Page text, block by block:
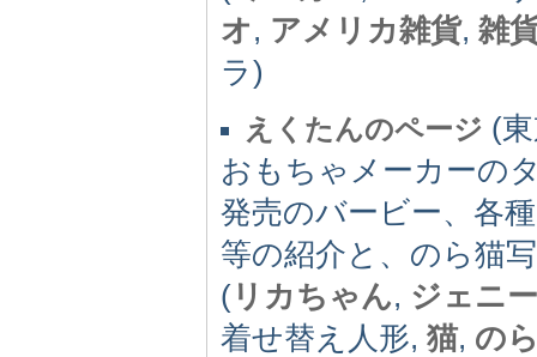
オ, アメリカ雑貨, 雑
ラ)
えくたんのページ (
おもちゃメーカーの
発売のバービー、各
等の紹介と、のら猫
( リカちゃん, ジェニー
着せ替え人形, 猫, の